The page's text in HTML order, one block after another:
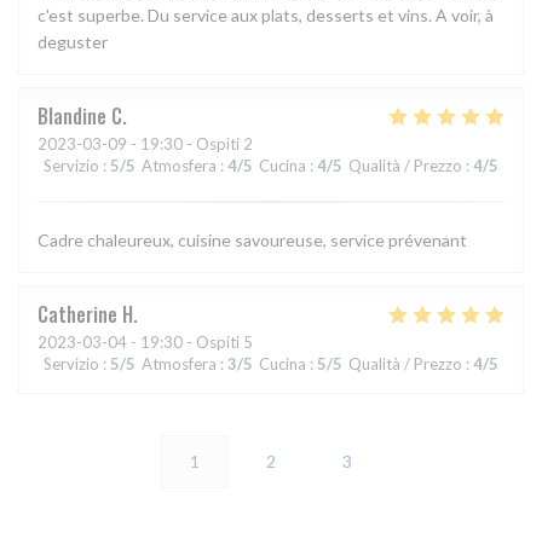
c'est superbe. Du service aux plats, desserts et vins. A voir, à
deguster
Blandine C
2023-03-09 - 19:30 - Ospiti 2
Servizio : 5/5 Atmosfera : 4/5 Cucina : 4/5 Qualità / Prezzo : 4/5
Cadre chaleureux, cuisine savoureuse, service prévenant
Catherine H
2023-03-04 - 19:30 - Ospiti 5
Servizio : 5/5 Atmosfera : 3/5 Cucina : 5/5 Qualità / Prezzo : 4/5
1 2 3